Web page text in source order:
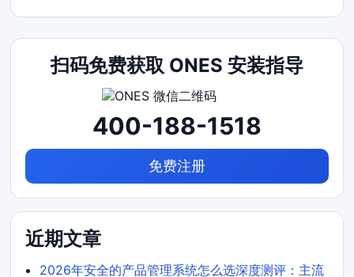
扫码免费获取 ONES 安装指导
400-188-1518
免费注册
近期文章
2026年安全的产品管理系统怎么选深度测评：主流